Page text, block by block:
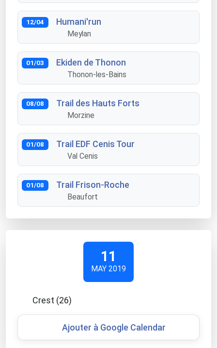
12/04 Humani'run
Meylan
01/03 Ekiden de Thonon
Thonon-les-Bains
08/08 Trail des Hauts Forts
Morzine
01/08 Trail EDF Cenis Tour
Val Cenis
01/08 Trail Frison-Roche
Beaufort
11
MAY 2019
Crest (26)
Ajouter à Google Calendar